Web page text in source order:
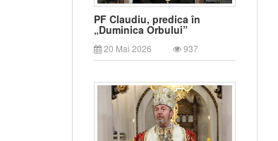
PF Claudiu, predica în
„Duminica Orbului”
20 Mai 2026 937